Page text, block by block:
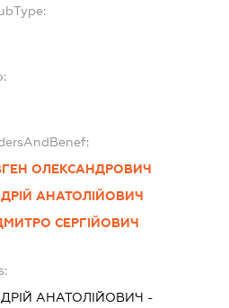
ОЛЕКСАНДРОВИЧ
АНАТОЛІЙОВИЧ
СЕРГІЙОВИЧ
АНАТОЛІЙОВИЧ -